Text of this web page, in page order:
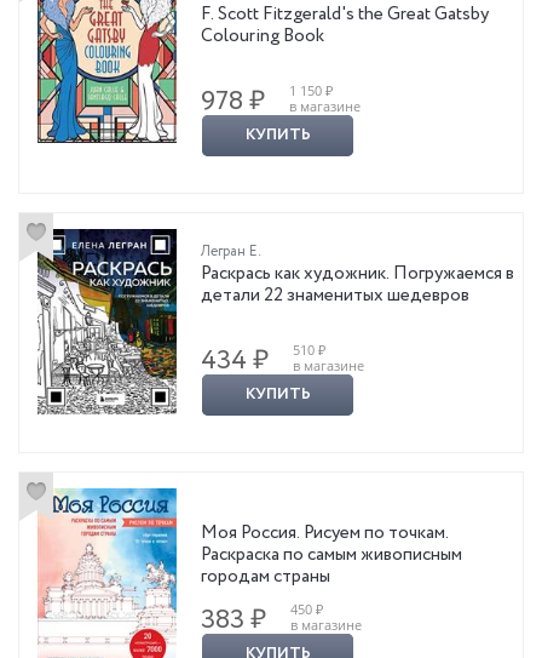
F. Scott Fitzgerald's the Great Gatsby
Colouring Book
978 ₽
1 150 ₽
в магазине
КУПИТЬ
Легран Е.
Раскрась как художник. Погружаемся в
детали 22 знаменитых шедевров
434 ₽
510 ₽
в магазине
КУПИТЬ
Моя Россия. Рисуем по точкам.
Раскраска по самым живописным
городам страны
383 ₽
450 ₽
в магазине